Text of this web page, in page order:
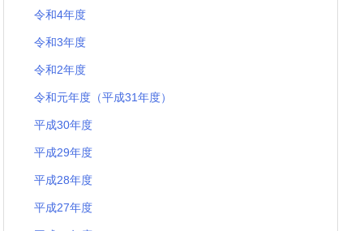
令和4年度
令和3年度
令和2年度
令和元年度（平成31年度）
平成30年度
平成29年度
平成28年度
平成27年度